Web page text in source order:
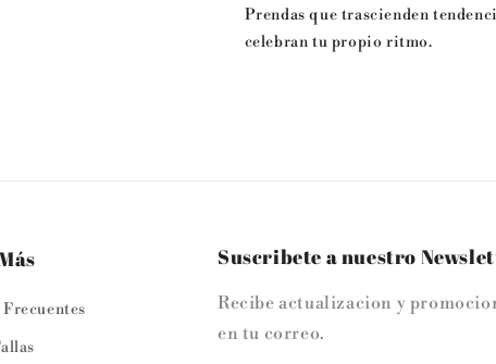
Prendas que trascienden
celebran tu propio ritmo.
Suscribete a nuestro
Recibe actualizacion y
en tu correo.